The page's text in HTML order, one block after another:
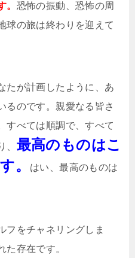
。 恐怖の振動、恐怖の周
球の旅は終わりを迎えて
たが計画したように、あ
るのです。親愛なる皆さ
すべては順調で、すべて
、 最高のものはこ
。
はい、最高のものは
フをチャネリングしま
た存在です。